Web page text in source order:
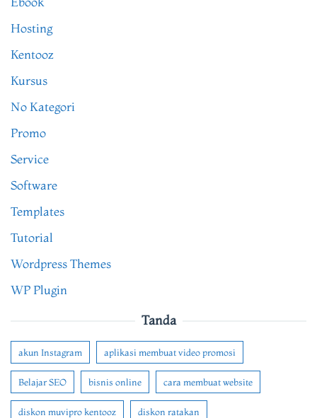
Hosting
Kentooz
Kursus
No Kategori
Promo
Service
Software
Templates
Tutorial
Wordpress Themes
WP Plugin
Tanda
akun Instagram aplikasi membuat video promosi
Belajar SEO bisnis online cara membuat website
diskon muvipro kentooz diskon ratakan